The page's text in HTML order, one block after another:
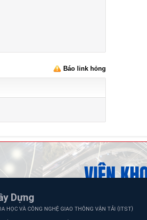
Báo link hỏng
Dựng
HỌC VÀ CÔNG NGHỆ GIAO THÔNG VẬN TẢI (ITST)